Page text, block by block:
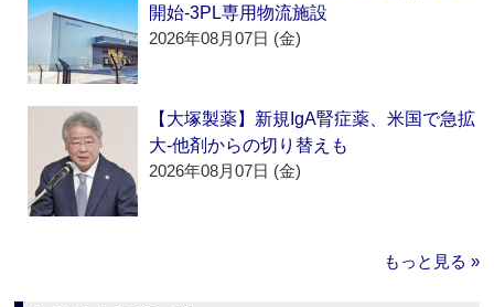
開始‐3PL専用物流施設
2026年08月07日 (金)
【大塚製薬】新規IgA腎症薬、米国で急拡
大‐他剤からの切り替えも
2026年08月07日 (金)
もっと見る »